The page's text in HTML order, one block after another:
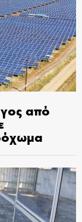
από